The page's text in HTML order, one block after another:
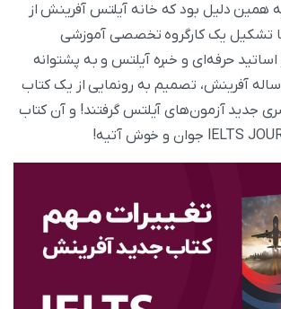
همین دلیل بود که خانه آیلتس آفرینش از
با تشکیل یک کارگروه تخصصی آموزشی
حرفه‌ای و خبره آیلتس و به پشتوانه
تجربه تخصصی ۱۵ ساله آفرینش، تصمیم به رونمایی از یک کتاب
جدید آزمون‌های آیلتس گرفتند! و آن کتاب